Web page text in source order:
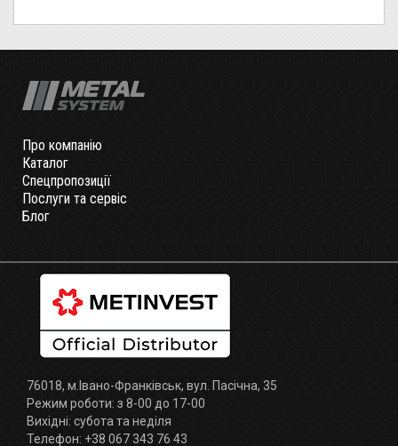
Про компанію
Каталог
Спецпропозиції
Послуги та сервіс
Блог
76018, м.Івано-Франківськ, вул. Пасічна, 35
Режим роботи: з 8-00 до 17-00
Вихідні: субота та неділя
Телефон: +38 067 343 76 43